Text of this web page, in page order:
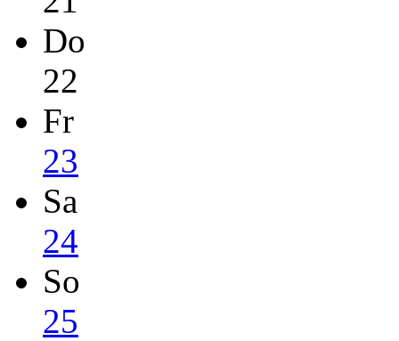
Do
22
Fr
23
Sa
24
So
25